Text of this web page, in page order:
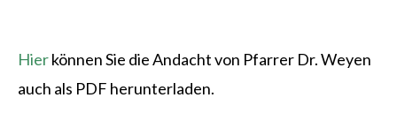
Hierkönnen Sie die Andacht von Pfarrer Dr. Weyen
auch als PDF herunterladen.